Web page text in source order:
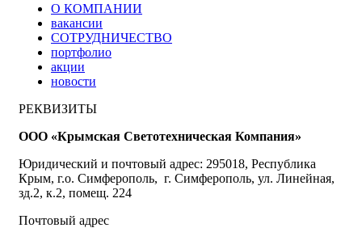
О КОМПАНИИ
вакансии
СОТРУДНИЧЕСТВО
портфолио
акции
новости
РЕКВИЗИТЫ
ООО «Крымская Светотехническая Компания»
Юридический и почтовый адрес: 295018, Республика
Крым, г.о. Симферополь, г. Симферополь, ул. Линейная,
зд.2, к.2, помещ. 224
Почтовый адрес